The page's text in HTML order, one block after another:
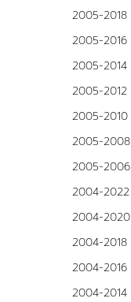
2005-2018
2005-2016
2005-2014
2005-2012
2005-2010
2005-2008
2005-2006
2004-2022
2004-2020
2004-2018
2004-2016
2004-2014